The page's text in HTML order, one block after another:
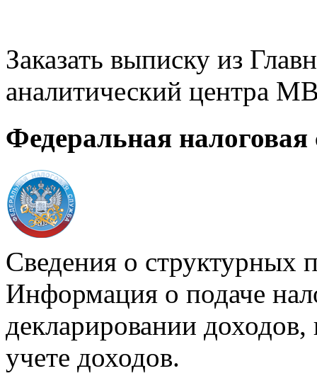
Заказать выписку из
аналитический центра
Федеральная налоговая
Сведения о структурных
Информация о подаче
декларировании доходов,
учете доходов.